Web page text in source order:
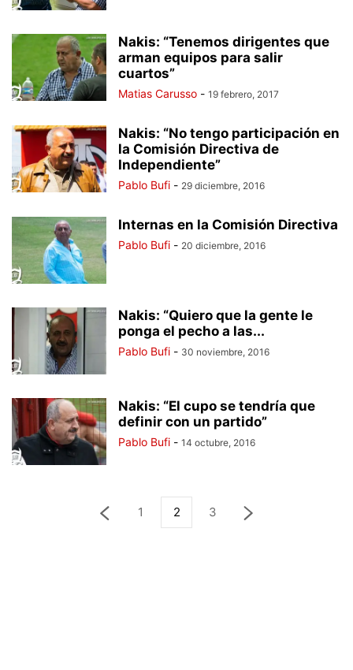
Nakis: “Tenemos dirigentes que
arman equipos para salir
cuartos”
Matias Carusso - 19 febrero, 2017
Nakis: “No tengo participación en
la Comisión Directiva de
Independiente”
Pablo Bufi - 29 diciembre, 2016
Internas en la Comisión Directiva
Pablo Bufi - 20 diciembre, 2016
Nakis: “Quiero que la gente le
ponga el pecho a las...
Pablo Bufi - 30 noviembre, 2016
Nakis: “El cupo se tendría que
definir con un partido”
Pablo Bufi - 14 octubre, 2016
1 2 3